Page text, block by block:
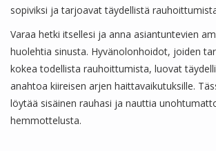
NEWS
EVENTS
JOIN NOW
ABOUT US
sopiviksi ja tarjoavat täydellistä
Varaa hetki itsellesi ja anna asiantuntevien
huolehtia sinusta. Hyvänolonhoidot, joiden
kokea todellista rauhoittumista, luovat
anahtoa kiireisen arjen haittavaikutuksille.
löytää sisäinen rauhasi ja nauttia
hemmottelusta.